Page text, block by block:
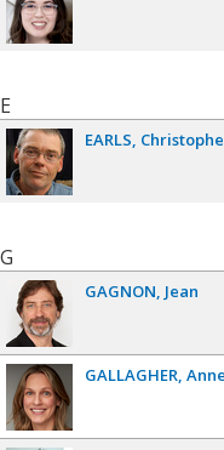
E
EARLS
G
GAGNON Jean
GALLAGHER Anne